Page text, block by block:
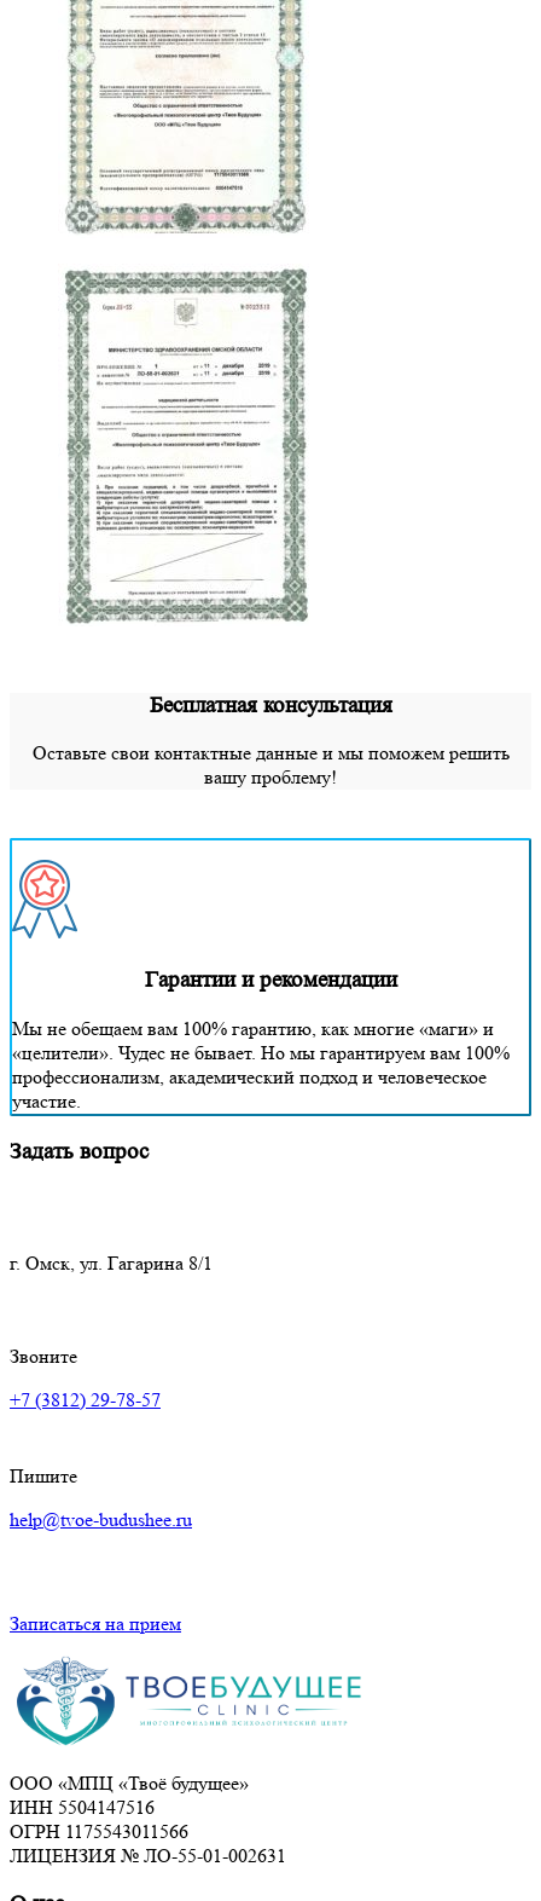
Бесплатная консультация
Оставьте свои контактные данные и мы поможем решить
вашу проблему!
Гарантии и рекомендации
Мы не обещаем вам 100% гарантию, как многие «маги» и
«целители». Чудес не бывает. Но мы гарантируем вам 100%
профессионализм, академический подход и человеческое
участие.
Задать вопрос
г. Омск, ул. Гагарина 8/1
Звоните
+7 (3812) 29-78-57
Пишите
help@tvoe-budushee.ru
Записаться на прием
ООО «МПЦ «Твоё будущее»
ИНН 5504147516
ОГРН 1175543011566
ЛИЦЕНЗИЯ № ЛО-55-01-002631